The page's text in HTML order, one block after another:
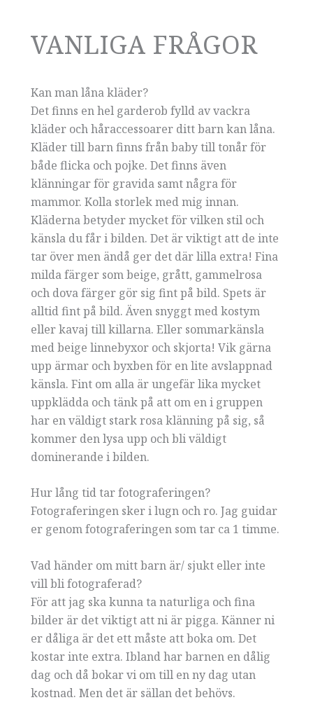
VANLIGA FRÅGOR
Kan man låna kläder?
Det finns en hel garderob fylld av vackra
kläder och håraccessoarer ditt barn kan låna.
Kläder till barn finns från baby till tonår för
både flicka och pojke. Det finns även
klänningar för gravida samt några för
mammor. Kolla storlek med mig innan.
Kläderna betyder mycket för vilken stil och
känsla du får i bilden. Det är viktigt att de inte
tar över men ändå ger det där lilla extra! Fina
milda färger som beige, grått, gammelrosa
och dova färger gör sig fint på bild. Spets är
alltid fint på bild. Även snyggt med kostym
eller kavaj till killarna. Eller sommarkänsla
med beige linnebyxor och skjorta! Vik gärna
upp ärmar och byxben för en lite avslappnad
känsla. Fint om alla är ungefär lika mycket
uppklädda och tänk på att om en i gruppen
har en väldigt stark rosa klänning på sig, så
kommer den lysa upp och bli väldigt
dominerande i bilden.
Hur lång tid tar fotograferingen?
Fotograferingen sker i lugn och ro. Jag guidar
er genom fotograferingen som tar ca 1 timme.
Vad händer om mitt barn är/ sjukt eller inte
vill bli fotograferad?
För att jag ska kunna ta naturliga och fina
bilder är det viktigt att ni är pigga. Känner ni
er dåliga är det ett måste att boka om. Det
kostar inte extra. Ibland har barnen en dålig
dag och då bokar vi om till en ny dag utan
kostnad. Men det är sällan det behövs.